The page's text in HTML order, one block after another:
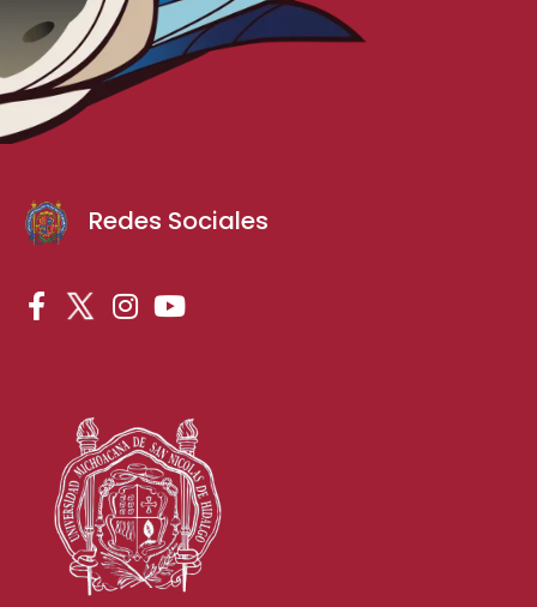
Redes Sociales